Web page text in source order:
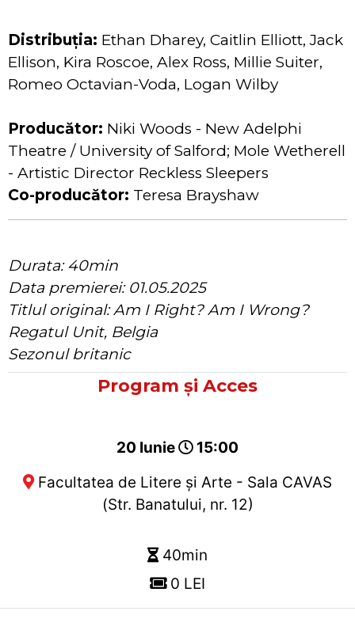
Distribuția: Ethan Dharey, Caitlin Elliott, Jack
Ellison, Kira Roscoe, Alex Ross, Millie Suiter,
Romeo Octavian-Voda, Logan Wilby
Producător: Niki Woods - New Adelphi
Theatre / University of Salford; Mole Wetherell
- Artistic Director Reckless Sleepers
Co-producător: Teresa Brayshaw
Durata: 40min
Data premierei: 01.05.2025
Titlul original: Am I Right? Am I Wrong?
Regatul Unit, Belgia
Sezonul britanic
Program și Acces
20 Iunie
15:00
Facultatea de Litere și Arte - Sala CAVAS
(Str. Banatului, nr. 12)
40min
0 LEI